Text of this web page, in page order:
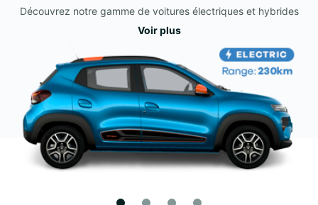
Découvrez notre gamme de voitures électriques et hybrides
Voir plus